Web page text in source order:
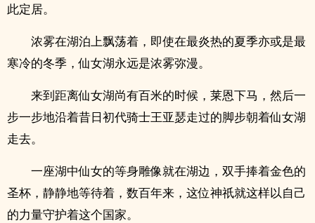
此定居。
浓雾在湖泊上飘荡着，即使在最炎热的夏季亦或是最
寒冷的冬季，仙女湖永远是浓雾弥漫。
来到距离仙女湖尚有百米的时候，莱恩下马，然后一
步一步地沿着昔日初代骑士王亚瑟走过的脚步朝着仙女湖
走去。
一座湖中仙女的等身雕像就在湖边，双手捧着金色的
圣杯，静静地等待着，数百年来，这位神祇就这样以自己
的力量守护着这个国家。